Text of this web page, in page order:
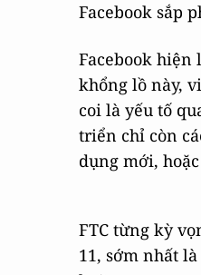
Facebook sắp
Facebook
khổng lồ này,
coi là yếu tố
triển chỉ còn
dụng mới,
FTC từng kỳ
11, sớm nhất